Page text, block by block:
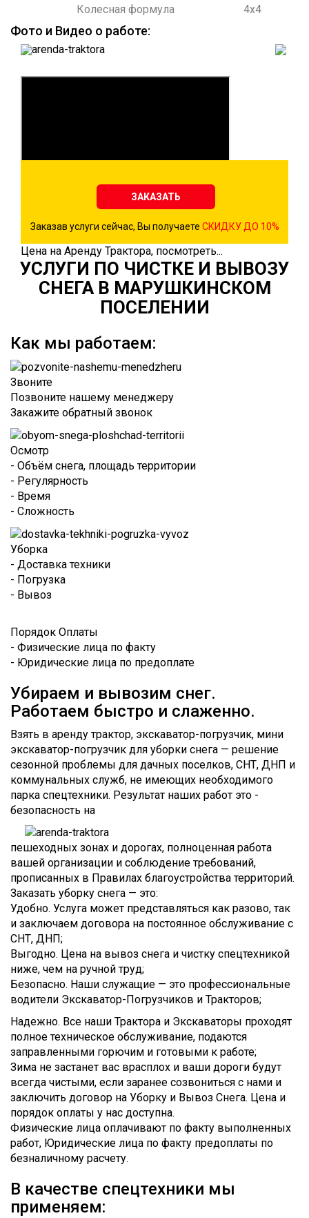
Колесная формула
4х4
Фото и Видео о работе:
ЗАКАЗАТЬ
Заказав услуги сейчас, Вы получаете СКИДКУ ДО 10%
Цена на Аренду Трактора, посмотреть...
УСЛУГИ ПО ЧИСТКЕ И ВЫВОЗУ
СНЕГА В МАРУШКИНСКОМ
ПОСЕЛЕНИИ
Как мы работаем:
Звоните
Позвоните нашему менеджеру
Закажите обратный звонок
Осмотр
- Объём снега, площадь территории
- Регулярность
- Время
- Сложность
Уборка
- Доставка техники
- Погрузка
- Вывоз
Порядок Оплаты
- Физические лица по факту
- Юридические лица по предоплате
Убираем и вывозим снег.
Работаем быстро и слаженно.
Взять в аренду трактор, экскаватор-погрузчик, мини
экскаватор-погрузчик для уборки снега — решение
сезонной проблемы для дачных поселков, СНТ, ДНП и
коммунальных служб, не имеющих необходимого
парка спецтехники. Результат наших работ это -
безопасность на
пешеходных зонах и дорогах, полноценная работа
вашей организации и соблюдение требований,
прописанных в Правилах благоустройства территорий.
Заказать уборку снега — это:
Удобно. Услуга может представляться как разово, так
и заключаем договора на постоянное обслуживание с
СНТ, ДНП;
Выгодно. Цена на вывоз снега и чистку спецтехникой
ниже, чем на ручной труд;
Безопасно. Наши служащие — это профессиональные
водители Экскаватор-Погрузчиков и Тракторов;
Надежно. Все наши Трактора и Экскаваторы проходят
полное техническое обслуживание, подаются
заправленными горючим и готовыми к работе;
Зима не застанет вас врасплох и ваши дороги будут
всегда чистыми, если заранее созвониться с нами и
заключить договор на Уборку и Вывоз Снега. Цена и
порядок оплаты у нас доступна.
Физические лица оплачивают по факту выполненных
работ, Юридические лица по факту предоплаты по
безналичному расчету.
В качестве спецтехники мы
применяем: